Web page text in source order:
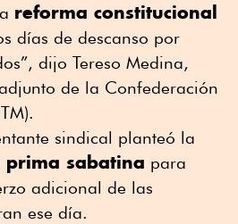
reforma constitucional
días de descanso por
dijo Tereso Medina,
de la Confederación
sindical planteó la
prima sabatina para
adicional de las
ese día.